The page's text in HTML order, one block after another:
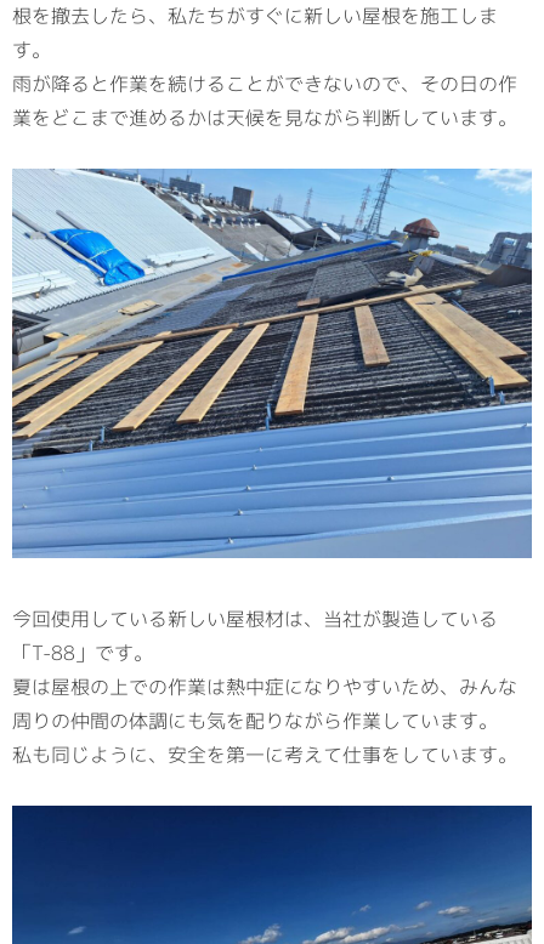
根を撤去したら、私たちがすぐに新しい屋根を施工しま
す。
雨が降ると作業を続けることができないので、その日の作
業をどこまで進めるかは天候を見ながら判断しています。
今回使用している新しい屋根材は、当社が製造している
「T-88」です。
夏は屋根の上での作業は熱中症になりやすいため、みんな
周りの仲間の体調にも気を配りながら作業しています。
私も同じように、安全を第一に考えて仕事をしています。